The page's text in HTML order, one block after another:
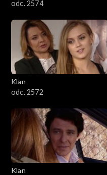
odc. 2574
Klan
odc. 2572
Klan